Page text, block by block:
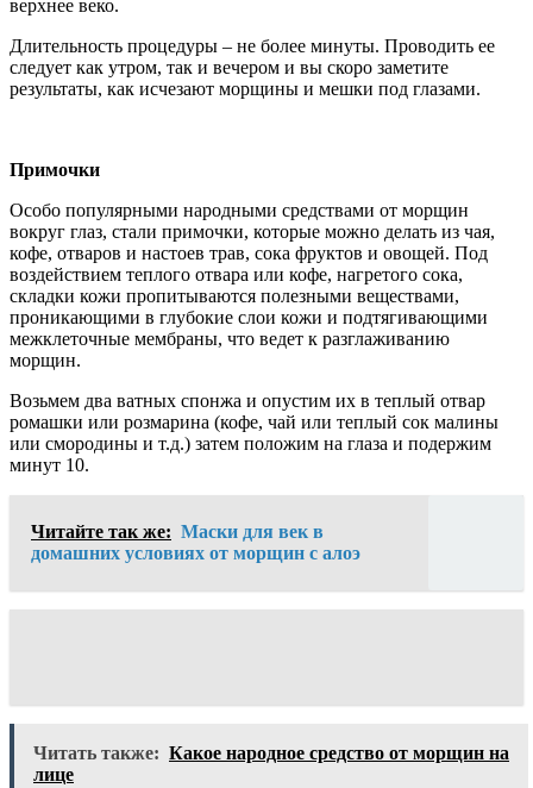
верхнее веко.
Длительность процедуры – не более минуты. Проводить ее
следует как утром, так и вечером и вы скоро заметите
результаты, как исчезают морщины и мешки под глазами.
Примочки
Особо популярными народными средствами от морщин
вокруг глаз, стали примочки, которые можно делать из чая,
кофе, отваров и настоев трав, сока фруктов и овощей. Под
воздействием теплого отвара или кофе, нагретого сока,
складки кожи пропитываются полезными веществами,
проникающими в глубокие слои кожи и подтягивающими
межклеточные мембраны, что ведет к разглаживанию
морщин.
Возьмем два ватных спонжа и опустим их в теплый отвар
ромашки или розмарина (кофе, чай или теплый сок малины
или смородины и т.д.) затем положим на глаза и подержим
минут 10.
Читайте так же: Маски для век в
домашних условиях от морщин с алоэ
Читать также: Какое народное средство от морщин на
лице